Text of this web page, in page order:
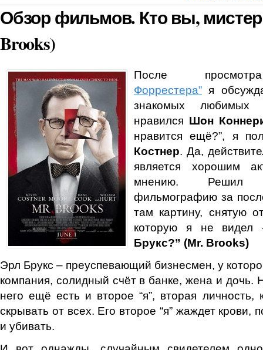
Обзор фильмов. Кто вы,
Brooks)
После
Форрестера” я
знакомых
нравился Шон
нравится ещё?”, я
Костнер. Да,
является хорошим
мнению. Решил
фильмографию за
там картину, снятую
которую я не
Брукс?” (Mr. Brooks)
Эрл Брукс – преуспевающий бизнесмен, у
компания, солидный счёт в банке, жена и дочь.
него ещё есть и второе “я”, вторая
скрывать от всех. Его второе “я” жаждет крови,
и убивать.